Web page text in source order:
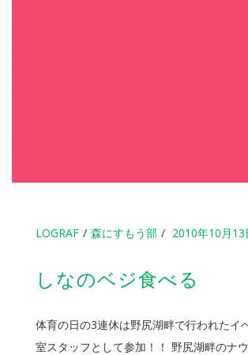
LOGRAF 森にすもう部 2010年10月13
しなのベジ食べる
体育の日の3連休は野尻湖畔で行われたイ
室スタッフとして参加！！ 野尻湖畔のナ